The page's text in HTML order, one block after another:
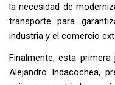
la necesidad de
transporte para
industria y el comercio
Finalmente, esta
Alejandro Indacochea,